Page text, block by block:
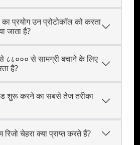
जाता है?
८८००० से सामग्री बचाने के लिए
है?
शुरू करने का सबसे तेज तरीका
चेहरा क्या प्राप्त करते हैं?